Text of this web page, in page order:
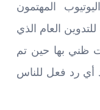
المهتمون
العام الذي
ظني بها حين تم
أي رد فعل للناس